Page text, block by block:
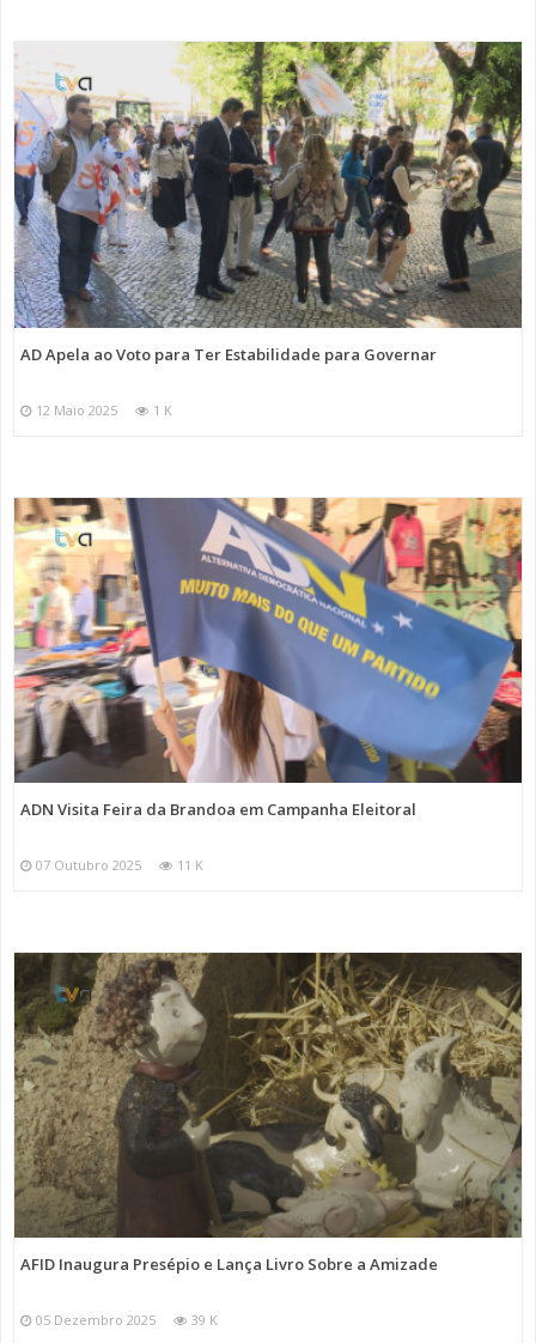
AD Apela ao Voto para Ter Estabilidade para Governar
12 Maio 2025 1 K
ADN Visita Feira da Brandoa em Campanha Eleitoral
07 Outubro 2025 11 K
AFID Inaugura Presépio e Lança Livro Sobre a Amizade
05 Dezembro 2025 39 K